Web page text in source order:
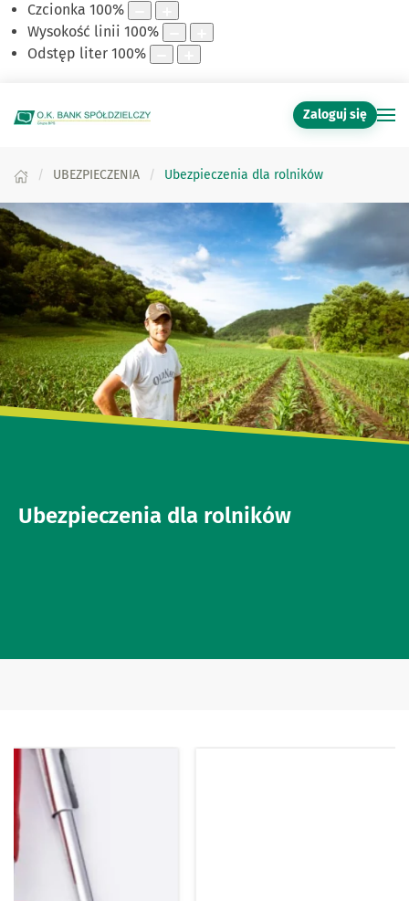
Czcionka 100%
Wysokość linii 100%
Odstęp liter 100%
Zaloguj się
UBEZPIECZENIA Ubezpieczenia dla rolników
Ubezpieczenia dla rolników